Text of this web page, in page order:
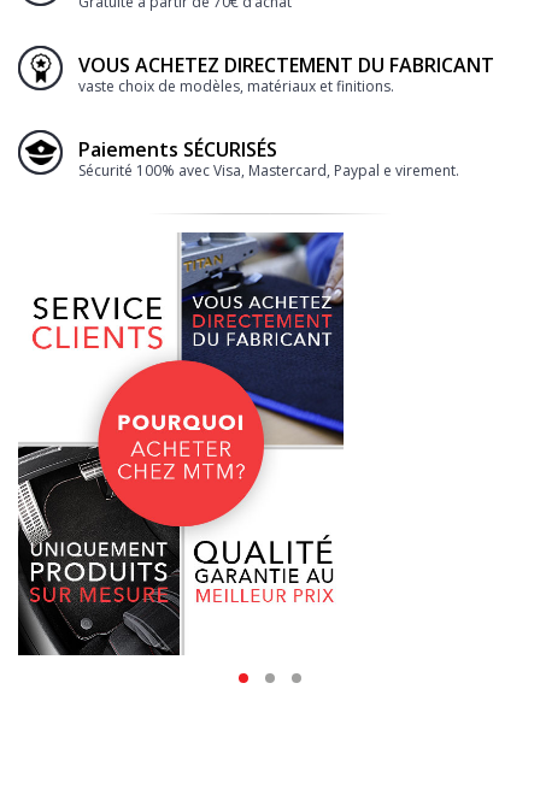
VOUS ACHETEZ DIRECTEMENT DU FABRICANT
vaste choix de modèles, matériaux et finitions.
Paiements SÉCURISÉS
Sécurité 100% avec Visa, Mastercard, Paypal e virement.